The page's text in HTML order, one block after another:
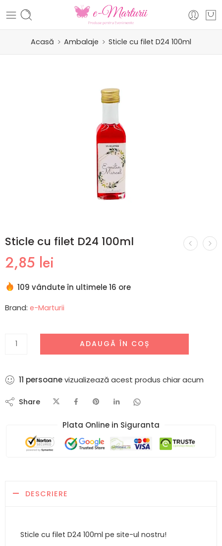
Acasă Ambalaje Sticle cu filet D24 100ml
Sticle cu filet D24 100ml
2,85 lei
109 vândute în ultimele 16 ore
Brand: e-Marturii
ADAUGĂ ÎN COȘ
11 persoanevizualizează acest produs chiar acum
Share
Plata Online in Siguranta​
DESCRIERE
Sticle cu filet D24 100ml pe site-ul nostru!